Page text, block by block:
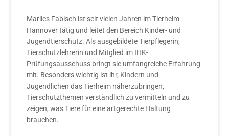
Marlies Fabisch ist seit vielen Jahren im Tierheim
Hannover tätig und leitet den Bereich Kinder- und
Jugendtierschutz. Als ausgebildete Tierpflegerin,
Tierschutzlehrerin und Mitglied im IHK-
Prüfungsausschuss bringt sie umfangreiche Erfahrung
mit. Besonders wichtig ist ihr, Kindern und
Jugendlichen das Tierheim näherzubringen,
Tierschutzthemen verständlich zu vermitteln und zu
zeigen, was Tiere für eine artgerechte Haltung
brauchen.